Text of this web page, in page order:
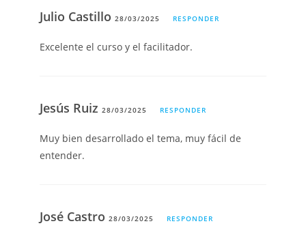
Julio Castillo28/03/2025 RESPONDER
Excelente el curso y el facilitador.
Jesús Ruiz28/03/2025 RESPONDER
Muy bien desarrollado el tema, muy fácil de
entender.
José Castro28/03/2025 RESPONDER